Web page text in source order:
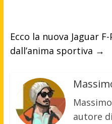
Ecco la nuova Jaguar
dall’anima sportiva →
autore